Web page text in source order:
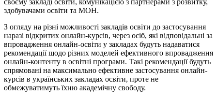
здобувачами освіти та МОН.
З огляду на різні можливості закладів освіти до застосування
наразі відкритих онлайн-курсів, через осіб, які відповідальні за
впровадження онлайн-освіти у закладах будуть надаватися
рекомендації щодо різних моделей ефективного впровадження
онлайн-контенту в освітні програми. Такі рекомендації будуть
спрямовані на максимально ефективне застосування онлайн-
курсів в українських закладах освіти, проте не
обмежуватимуть їхню академічну свободу.